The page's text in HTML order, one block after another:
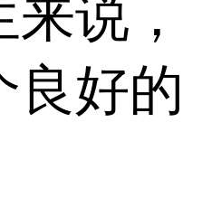
说，
良好的